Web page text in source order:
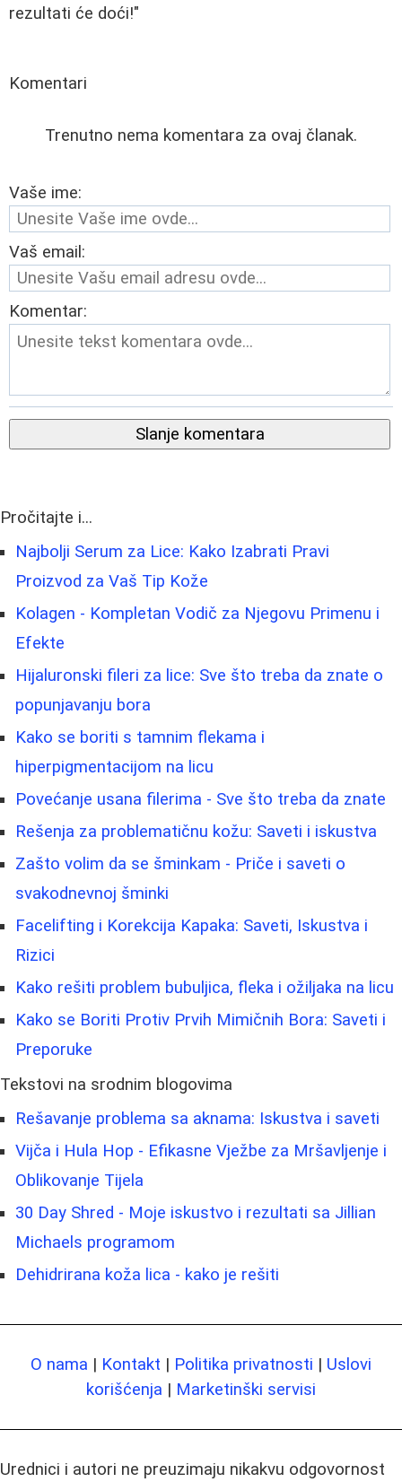
rezultati će doći!"
Komentari
Trenutno nema komentara za ovaj članak.
Vaše ime:
Vaš email:
Komentar:
Slanje komentara
Pročitajte i...
Najbolji Serum za Lice: Kako Izabrati Pravi
Proizvod za Vaš Tip Kože
Kolagen - Kompletan Vodič za Njegovu Primenu i
Efekte
Hijaluronski fileri za lice: Sve što treba da znate o
popunjavanju bora
Kako se boriti s tamnim flekama i
hiperpigmentacijom na licu
Povećanje usana filerima - Sve što treba da znate
Rešenja za problematičnu kožu: Saveti i iskustva
Zašto volim da se šminkam - Priče i saveti o
svakodnevnoj šminki
Facelifting i Korekcija Kapaka: Saveti, Iskustva i
Rizici
Kako rešiti problem bubuljica, fleka i ožiljaka na licu
Kako se Boriti Protiv Prvih Mimičnih Bora: Saveti i
Preporuke
Tekstovi na srodnim blogovima
Rešavanje problema sa aknama: Iskustva i saveti
Vijča i Hula Hop - Efikasne Vježbe za Mršavljenje i
Oblikovanje Tijela
30 Day Shred - Moje iskustvo i rezultati sa Jillian
Michaels programom
Dehidrirana koža lica - kako je rešiti
O nama | Kontakt | Politika privatnosti | Uslovi
korišćenja | Marketinški servisi
Urednici i autori ne preuzimaju nikakvu odgovornost